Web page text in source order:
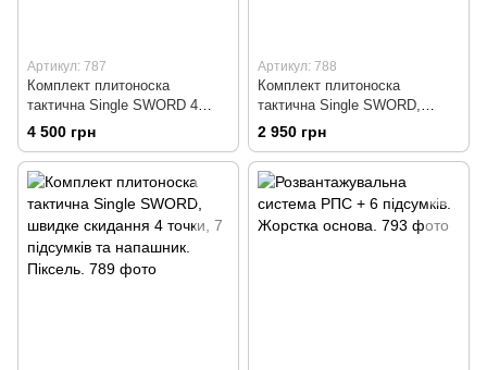
Артикул: 787
Комплект плитоноска
тактична Single SWORD 4
точки скиду, рюкзак,
напашник + 8 підсумків.
4 500 грн
Артикул: 788
Комплект плитоноска
тактична Single SWORD,
швидке скидання 4 точки, 7
підсумків та напашник.
Мультікам.
2 950 грн